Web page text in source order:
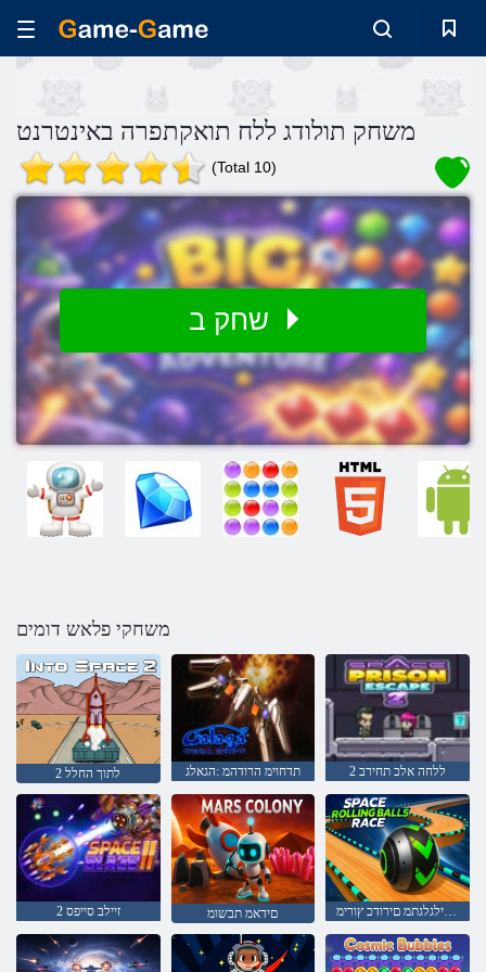
משחק תולודג ללח תואקתפרה באינטרנט
(Total 10)
משחקי פלאש דומים
לתוך החלל 2 תדחוימ הרודהמ :הגאלג 2 ללחה אלכ תחירב
2 זיילב סייפס םידאמ תבשומ ללחב םילגלגתמ םירודכ ץורימ